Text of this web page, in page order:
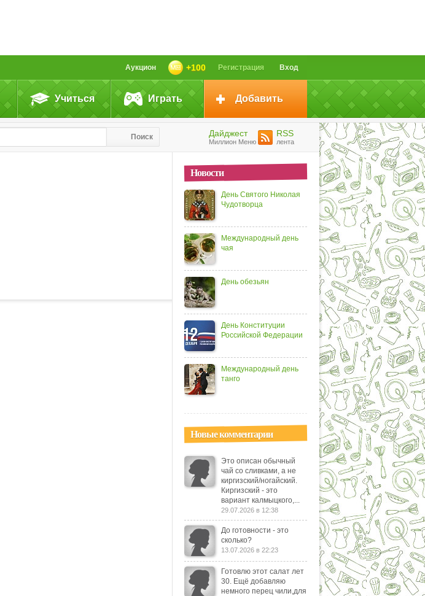
Вход
Регистрация
+100
Аукцион
Учиться Играть Добавить
Поиск Дайджест
Миллион Меню
RSS
лента
Новости
День Святого Николая
Чудотворца
Международный день
чая
День обезьян
День Конституции
Российской Федерации
Международный день
танго
Новые комментарии
Это описан обычный
чай со сливками, а не
киргизский/ногайский.
Киргизский - это
вариант калмыцкого,...
29.07.2026 в 12:38
До готовности - это
сколько?
13.07.2026 в 22:23
Готовлю этот салат лет
30. Ещё добавляю
немного перец чили,для